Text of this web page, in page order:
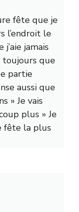
fête que je
l’endroit le
jamais
toujours que
partie
aussi que
» Je vais
plus » Je
fête la plus